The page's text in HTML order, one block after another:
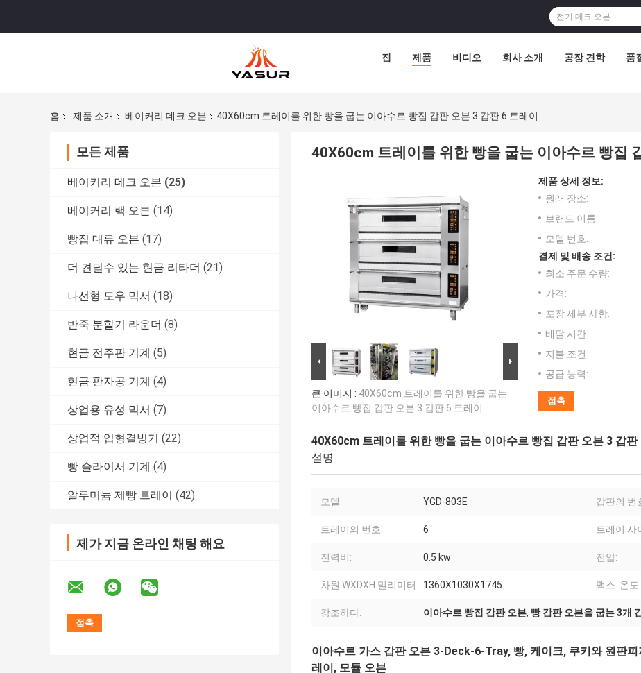
집 제품 비디오 회사 소개 공장 견학 품
홈 제품 소개 베이커리 데크 오븐 40X60cm 트레이를 위한 빵을 굽는 이아수르 빵집 갑판 오븐 3 갑판 6 트레이
모든 제품
베이커리 데크 오븐 (25)
베이커리 랙 오븐 (14)
빵집 대류 오븐 (17)
더 견딜수 있는 현금 리타더 (21)
나선형 도우 믹서 (18)
반죽 분할기 라운더 (8)
현금 전주판 기계 (5)
현금 판자공 기계 (4)
상업용 유성 믹서 (7)
상업적 입형결빙기 (22)
빵 슬라이서 기계 (4)
알루미늄 제빵 트레이 (42)
제가 지금 온라인 채팅 해요
40X60cm 트레이를 위한 빵을 굽는 이아수르 빵집
큰 이미지 : 40X60cm 트레이를 위한 빵을 굽는
이아수르 빵집 갑판 오븐 3 갑판 6 트레이
제품 상세 정보:
원래 장소:
브랜드 이름:
모델 번호:
결제 및 배송 조건:
최소 주문 수량:
가격:
포장 세부 사항:
배달 시간:
지불 조건:
공급 능력:
접촉
40X60cm 트레이를 위한 빵을 굽는 이아수르 빵집 갑판 오븐 3 갑판
설명
모델: YGD-803E 갑판의 번
트레이의 번호: 6 트레이 사
전력비: 0.5 kw 전압:
차원 WXDXH 밀리미터: 1360X1030X1745 맥스. 온도:
강조하다: 이아수르 빵집 갑판 오븐, 빵 갑판 오븐을 굽는 3개
이아수르 가스 갑판 오븐 3-Deck-6-Tray, 빵, 케이크, 쿠키와 원판
레이, 모듈 오븐